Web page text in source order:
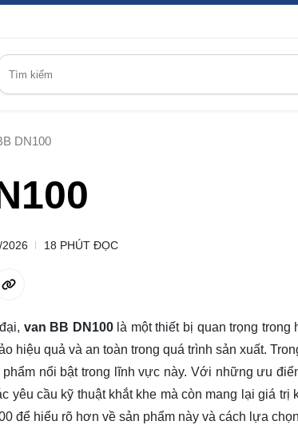
DN100
18 PHÚT ĐỌC
van BB DN100 là một thiết bị quan trọng
hiệu quả và an toàn trong quá trình sản xuất.
nổi bật trong lĩnh vực này. Với những ưu
yêu cầu kỹ thuật khắt khe mà còn mang lại giá
để hiểu rõ hơn về sản phẩm này và cách lựa